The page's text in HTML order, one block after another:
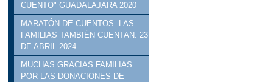
CUENTO" GUADALAJARA 2020
MARATÓN DE CUENTOS: LAS
FAMILIAS TAMBIÉN CUENTAN. 23
DE ABRIL 2024
MUCHAS GRACIAS FAMILIAS
POR LAS DONACIONES DE